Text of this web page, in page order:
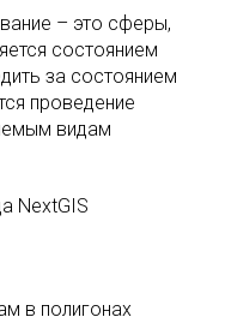
– это сферы,
состоянием
за состоянием
проведение
видам
NextGIS
в полигонах